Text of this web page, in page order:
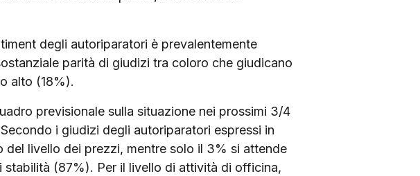
degli autoriparatori è prevalentemente
parità di giudizi tra coloro che giudicano
alto (18%).
previsionale sulla situazione nei prossimi 3/4
i giudizi degli autoriparatori espressi in
livello dei prezzi, mentre solo il 3% si attende
(87%). Per il livello di attività di officina,